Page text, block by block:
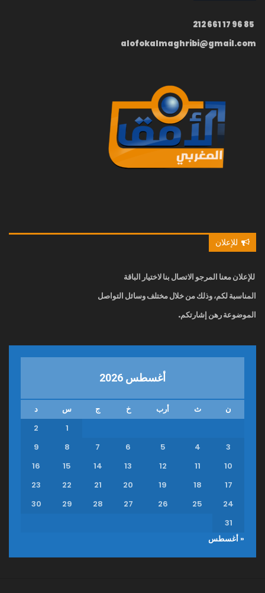
alofokalmaghribi@gmail.com
للإعلان
للإعلان معنا المرجو الاتصال بنالاختيار الباقة
المناسبة لكم، وذلك من خلال مختلف وسائل التواصل
الموضوعة رهن إشارتكم.
أغسطس 2026
ن ث أرب خ ج س
د
1
2
3
4
5
6
7
8
9
10
11
12
13
14
15
16
17
18
19
20
21
22
23
24
25
26
27
28
29
30
31
« أغسطس